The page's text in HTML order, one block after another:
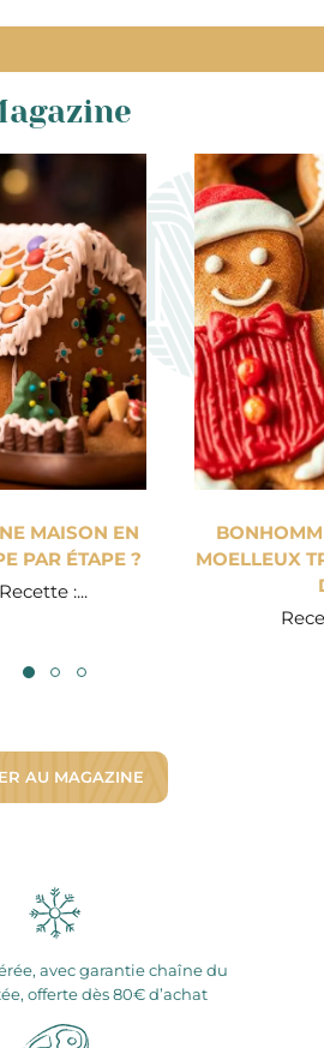
MAISON EN
PAR ÉTAPE ?
:...
MOELLEUX
AU MAGAZINE
avec garantie chaîne du
offerte dès 80€ d’achat